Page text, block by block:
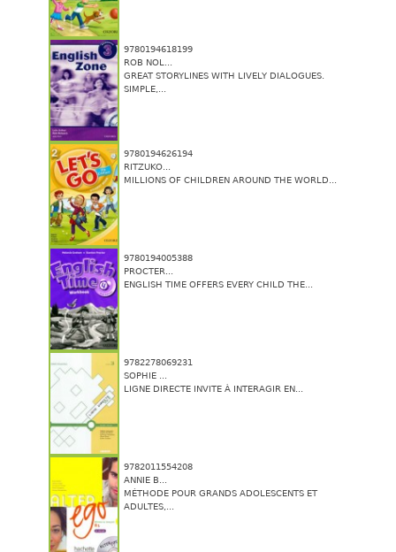
9780194618199
ROB NOL...
GREAT STORYLINES WITH LIVELY DIALOGUES.
SIMPLE,...
9780194626194
RITZUKO...
MILLIONS OF CHILDREN AROUND THE WORLD...
9780194005388
PROCTER...
ENGLISH TIME OFFERS EVERY CHILD THE...
9782278069231
SOPHIE ...
LIGNE DIRECTE INVITE À INTERAGIR EN...
9782011554208
ANNIE B...
MÉTHODE POUR GRANDS ADOLESCENTS ET
ADULTES,...